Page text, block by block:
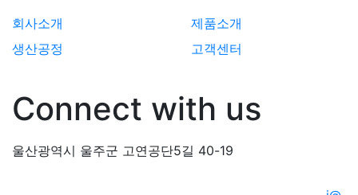
회사소개
생산공정
제품소개
고객센터
Connect with us
울산광역시 울주군 고연공단5길 40-19